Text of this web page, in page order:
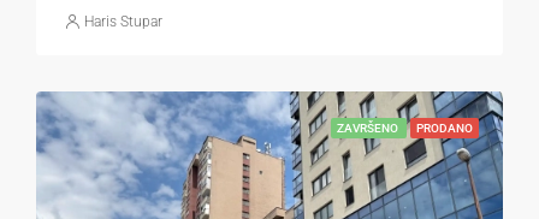
Haris Stupar
ZAVRŠENO PRODANO